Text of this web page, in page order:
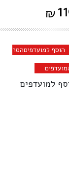
₪
הוסף למועדפיםהסר
למועדפים